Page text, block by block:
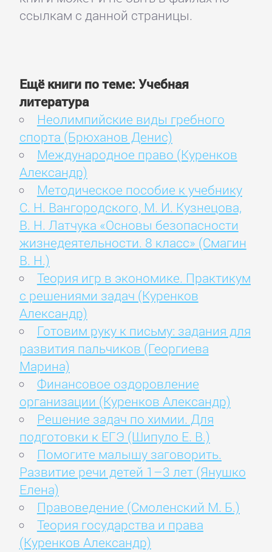
ссылкам с данной страницы.
Ещё книги по теме: Учебная
литература
Неолимпийские виды гребного
спорта (Брюханов Денис)
Международное право (Куренков
Александр)
Методическое пособие к учебнику
С. Н. Вангородского, М. И. Кузнецова,
В. Н. Латчука «Основы безопасности
жизнедеятельности. 8 класс» (Смагин
В. Н.)
Теория игр в экономике. Практикум
с решениями задач (Куренков
Александр)
Готовим руку к письму: задания для
развития пальчиков (Георгиева
Марина)
Финансовое оздоровление
организации (Куренков Александр)
Решение задач по химии. Для
подготовки к ЕГЭ (Шипуло Е. В.)
Помогите малышу заговорить.
Развитие речи детей 1–3 лет (Янушко
Елена)
Правоведение (Смоленский М. Б.)
Теория государства и права
(Куренков Александр)